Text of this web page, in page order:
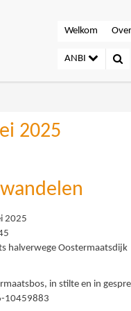
Welkom
ANBI
2025
2025
halverwege Oostermaatsdijk
in stilte en in
10459883